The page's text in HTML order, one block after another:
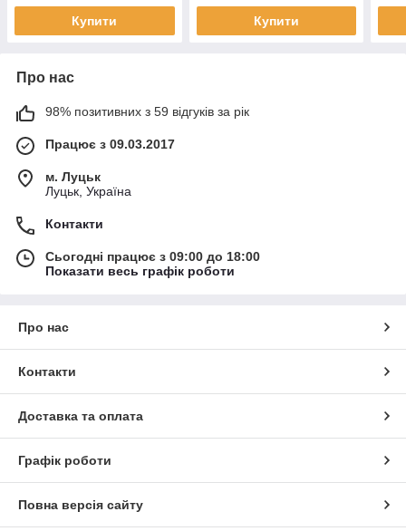
Купити Купити
Про нас
98% позитивних з 59 відгуків за рік
Працює з 09.03.2017
м. Луцьк
Луцьк, Україна
Контакти
Сьогодні працює з 09:00 до 18:00
Показати весь графік роботи
Про нас
Контакти
Доставка та оплата
Графік роботи
Повна версія сайту